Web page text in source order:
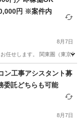
円 ※案件内
8月7日
任せします。 関東圏（東京
ット
ン工事アシスタント募
委託どちらも可能
8月7日